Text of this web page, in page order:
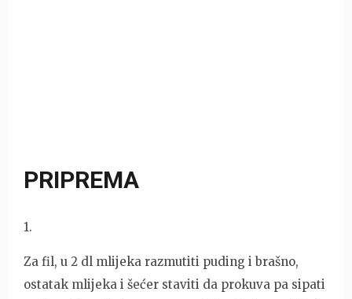
PRIPREMA
1.
Za fil, u 2 dl mlijeka razmutiti puding i brašno,
ostatak mlijeka i šećer staviti da prokuva pa sipati